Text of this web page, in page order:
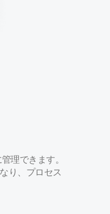
理できます。
り、プロセス